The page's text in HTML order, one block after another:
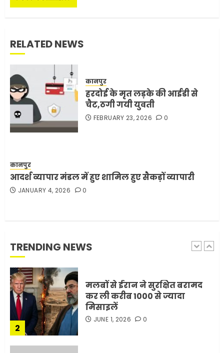
RELATED NEWS
कानपुर
हरदोई के मृत लड़के की आईडी से
चैट,ठगी गयी युवती
FEBRUARY 23, 2026 0
कानपुर
आदर्श व्यापार मंडल में हुए शामिल हुए सैकड़ों व्यापारी
JANUARY 4, 2026 0
TRENDING NEWS
4
MAY 18, 2026
5
1
2
मलबों से ईरान ने सुरक्षित बरामद
कर ली करीब 1000 से ज्यादा
मिसाइलें
JUNE 1, 2026 0